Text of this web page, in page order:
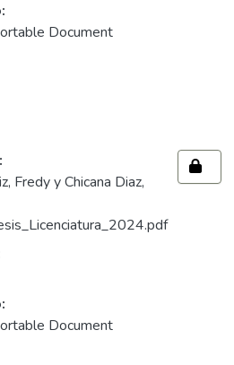
Document
Fredy y Chicana Diaz,
Document